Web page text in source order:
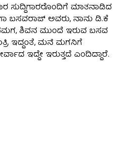
ಸುದ್ದಿಗಾರರೊಂದಿಗೆ ಮಾತನಾಡಿದ
ಬಸವರಾಜ್ ಅವರು, ನಾನು ಡಿ.ಕೆ
ಶಿವನ ಮುಂದೆ ಇರುವ ಬಸವ
ಇದ್ದಂತೆ, ಮನೆ ಮಗನಿಗೆ
ಇದ್ದೇ ಇರುತ್ತದೆ ಎಂದಿದ್ದಾರೆ.